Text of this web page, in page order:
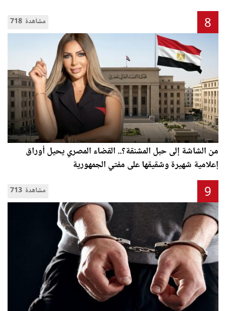
718 مشاهدة 8
من الشاشة إلى حبل المشنقة؟.. القضاء المصري يحيل أوراق
إعلامية شهيرة وشقيقها على مفتي الجمهورية
713 مشاهدة 9